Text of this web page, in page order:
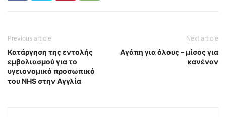
Previous article
Κατάργηση της εντολής
εμβολιασμού για το
υγειονομικό προσωπικό
του NHS στην Αγγλία
Next article
Αγάπη για όλους – μίσος για
κανέναν